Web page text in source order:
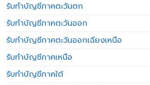
รับทำบัญชีภาคตะวันตก
รับทำบัญชีภาคตะวันออก
รับทำบัญชีภาคตะวันออกเฉียงเหนือ
รับทำบัญชีภาคเหนือ
รับทำบัญชีภาคใต้